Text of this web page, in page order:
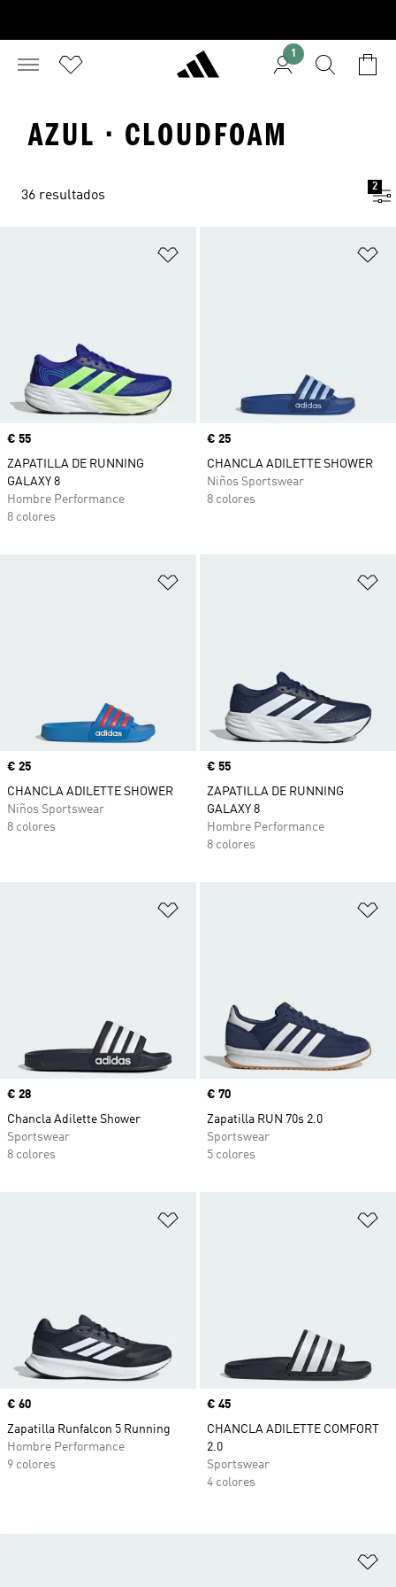
1
AZUL · CLOUDFOAM
36 resultados
2
Precio
€ 55
ZAPATILLA DE RUNNING
GALAXY 8
Hombre Performance
8 colores
Precio
€ 25
CHANCLA ADILETTE SHOWER
Niños Sportswear
8 colores
Precio
€ 25
CHANCLA ADILETTE SHOWER
Niños Sportswear
8 colores
Precio
€ 55
ZAPATILLA DE RUNNING
GALAXY 8
Hombre Performance
8 colores
Precio
€ 28
Chancla Adilette Shower
Sportswear
8 colores
Precio
€ 70
Zapatilla RUN 70s 2.0
Sportswear
5 colores
Precio
€ 60
Zapatilla Runfalcon 5 Running
Hombre Performance
9 colores
Precio
€ 45
CHANCLA ADILETTE COMFORT
2.0
Sportswear
4 colores